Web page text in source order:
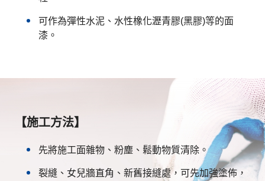
可作為彈性水泥、水性橡化瀝青膠(黑膠)等的面
漆。
【施工方法】
先將施工面雜物、粉塵、鬆動物質清除。
裂縫、女兒牆直角、新舊接縫處，可先加強塗佈，